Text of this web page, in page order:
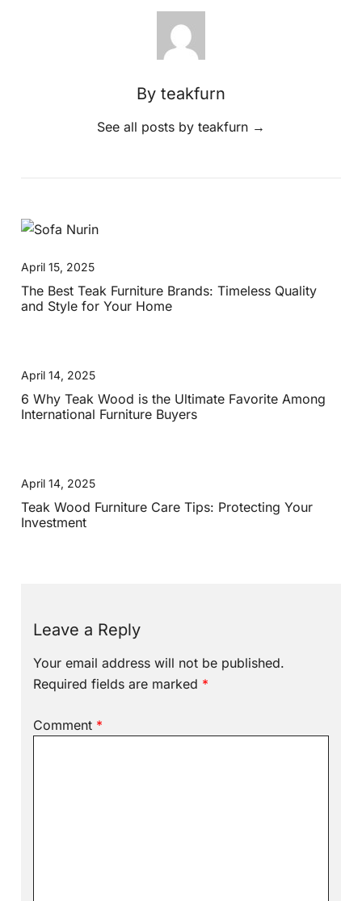
By teakfurn
See all posts by teakfurn →
April 15, 2025
The Best Teak Furniture Brands: Timeless Quality
and Style for Your Home
April 14, 2025
6 Why Teak Wood is the Ultimate Favorite Among
International Furniture Buyers
April 14, 2025
Teak Wood Furniture Care Tips: Protecting Your
Investment
Leave a Reply
Your email address will not be published.
Required fields are marked *
Comment *